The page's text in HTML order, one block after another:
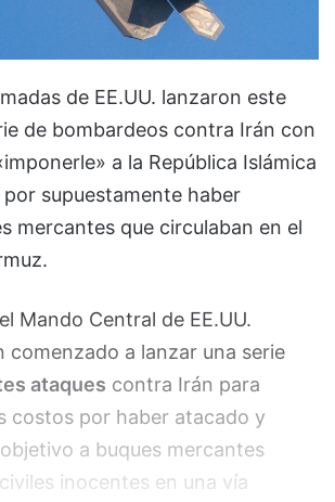
de EE.UU. lanzaron este
de bombardeos contra Irán con
a la República Islámica
supuestamente haber
mercantes que circulaban en el
Mando Central de EE.UU.
comenzado a lanzar una serie
ataques contra Irán para
costos por haber atacado y
a buques mercantes
inocentes en una vía